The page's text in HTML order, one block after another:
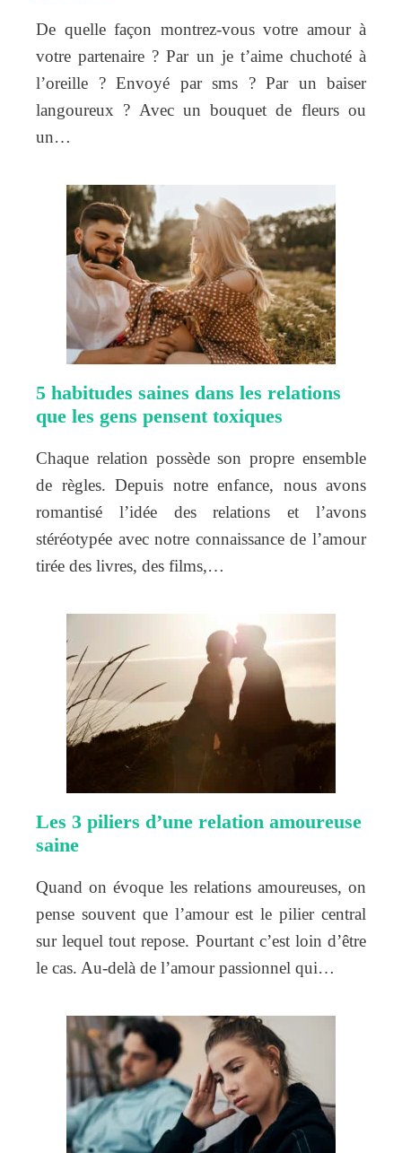
De quelle façon montrez-vous votre amour à
votre partenaire ? Par un je t’aime chuchoté à
l’oreille ? Envoyé par sms ? Par un baiser
langoureux ? Avec un bouquet de fleurs ou
un…
5 habitudes saines dans les relations
que les gens pensent toxiques
Chaque relation possède son propre ensemble
de règles. Depuis notre enfance, nous avons
romantisé l’idée des relations et l’avons
stéréotypée avec notre connaissance de l’amour
tirée des livres, des films,…
Les 3 piliers d’une relation amoureuse
saine
Quand on évoque les relations amoureuses, on
pense souvent que l’amour est le pilier central
sur lequel tout repose. Pourtant c’est loin d’être
le cas. Au-delà de l’amour passionnel qui…